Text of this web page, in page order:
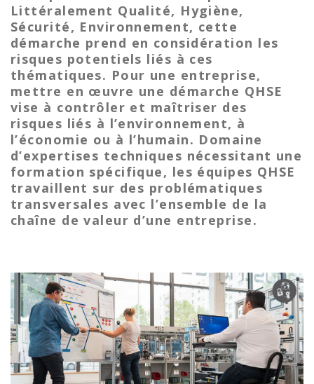
Littéralement Qualité, Hygiène,
Sécurité, Environnement, cette
démarche prend en considération les
risques potentiels liés à ces
thématiques. Pour une entreprise,
mettre en œuvre une démarche QHSE
vise à contrôler et maîtriser des
risques liés à l’environnement, à
l’économie ou à l’humain. Domaine
d’expertises techniques nécessitant une
formation spécifique, les équipes QHSE
travaillent sur des problématiques
transversales avec l’ensemble de la
chaîne de valeur d’une entreprise.